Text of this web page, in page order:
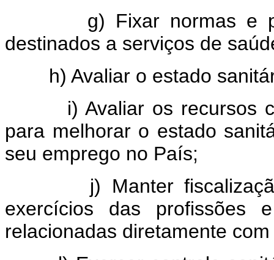
g) Fixar normas e
destinados a serviços de
h) Avaliar o estado
i) Avaliar os recursos
para melhorar o estado
seu emprego no País;
j) Manter fiscalização
exercícios das profissões
relacionadas diretamente